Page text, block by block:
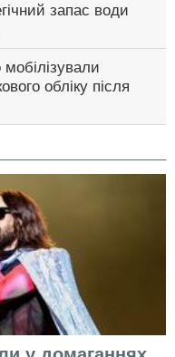
запас води
обліку після